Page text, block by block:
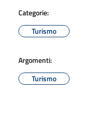
Categorie:
Turismo
Argomenti:
Turismo